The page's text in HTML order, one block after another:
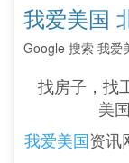
我爱美国
Google 搜索 我爱
找房子，找
美
我爱美国资讯